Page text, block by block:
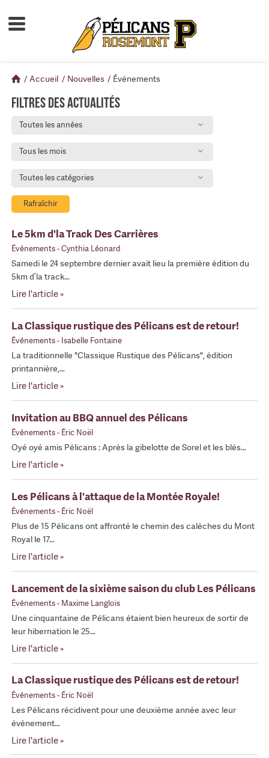
Accueil
Calendrier d'activités
/ Accueil / Nouvelles / Événements
Filtres des actualités
Toutes les années
Tous les mois
Toutes les catégories
Rafraîchir
Le 5km d'la Track Des Carrières
Événements- Cynthia Léonard
Samedi le 24 septembre dernier avait lieu la première édition du
5km d’la track…
Lire l'article »
La Classique rustique des Pélicans est de retour!
Événements- Isabelle Fontaine
La traditionnelle "Classique Rustique des Pélicans", édition
printannière,…
Lire l'article »
Invitation au BBQ annuel des Pélicans
Événements- Éric Noël
Oyé oyé amis Pélicans : Après la gibelotte de Sorel et les blés…
Lire l'article »
Les Pélicans à l'attaque de la Montée Royale!
Événements- Éric Noël
Plus de 15 Pélicans ont affronté le chemin des calèches du Mont
Royal le 17…
Lire l'article »
Lancement de la sixième saison du club Les Pélicans
Événements- Maxime Langlois
Une cinquantaine de Pélicans étaient bien heureux de sortir de
leur hibernation le 25…
Lire l'article »
La Classique rustique des Pélicans est de retour!
Événements- Éric Noël
Les Pélicans récidivent pour une deuxième année avec leur
évènement…
Lire l'article »